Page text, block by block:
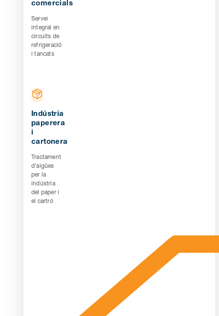
comercials
Servei
integral en
circuits de
refrigeració
i tancats
Indústria
paperera
i
cartonera
Tractament
d'aigües
per la
indústria
del paper i
el cartró